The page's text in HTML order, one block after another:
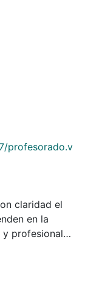
profesorado.v
claridad el
en la
profesionales.
socialmente
de